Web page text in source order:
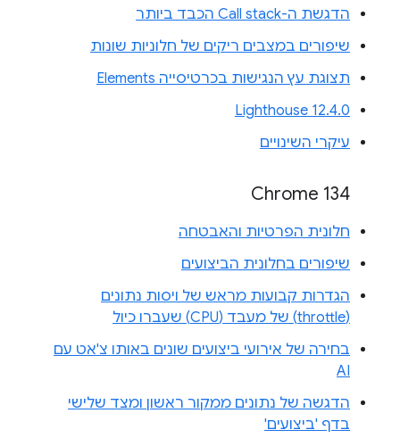
הדגשת ה-Call stack הכבד ביותר
שיפורים במצבים ריקים של חלוניות שונות
תצוגת עץ הנגישות בכרטיסייה Elements
Lighthouse 12.4.0
עיקרי השינויים
Chrome 134
חלונית הפרטיות והאבטחה
שיפורים בחלונית הביצועים
הגדרות קבועות מראש של ויסות נתונים
(throttle) של מעבד (CPU) שעברו כיול
בחירה של אירועי ביצועים שונים באותו צ'אט עם
AI
הדגשה של נתונים ממקור ראשון ומצד שלישי
בדף 'ביצועים'